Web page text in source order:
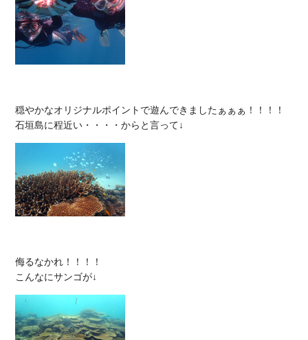
穏やかなオリジナルポイントで遊んできましたぁぁぁ！！！！
侮るなかれ！！！！